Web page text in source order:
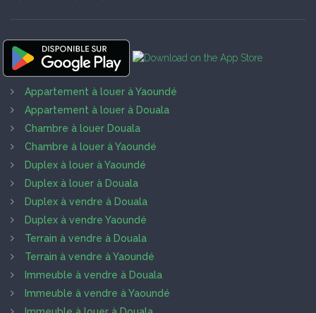
Appartement à louer à Yaoundé
Appartement à louer à Douala
Chambre à louer Douala
Chambre à louer à Yaoundé
Duplex à louer à Yaoundé
Duplex à louer à Douala
Duplex à vendre à Douala
Duplex à vendre Yaoundé
Terrain à vendre à Douala
Terrain à vendre à Yaoundé
Immeuble à vendre à Douala
Immeuble à vendre à Yaoundé